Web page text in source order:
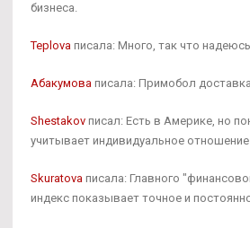
бизнеса.
Teplova писала: Много, так что
Абакумова писала: Примобол
Shestakov писал: Есть в Америке, но
учитывает индивидуальное отношение
Skuratova писала: Главного
индекс показывает точное и